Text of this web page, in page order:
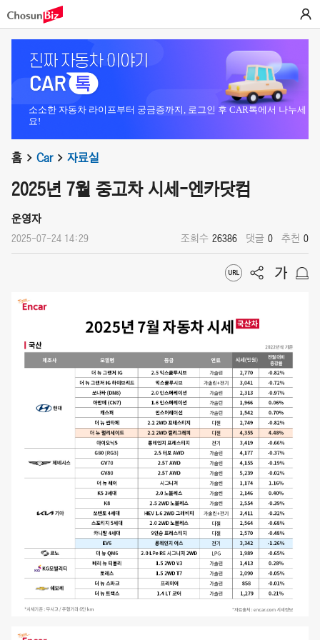
소소한 자동차 라이프부터 궁금증까지, 로그인 후 CAR톡에서 나누세
요!
홈 Car 자료실
2025년 7월 중고차 시세-엔카닷컴
운영자
2025-07-24 14:29 조회수 26386 댓글 0 추천 0